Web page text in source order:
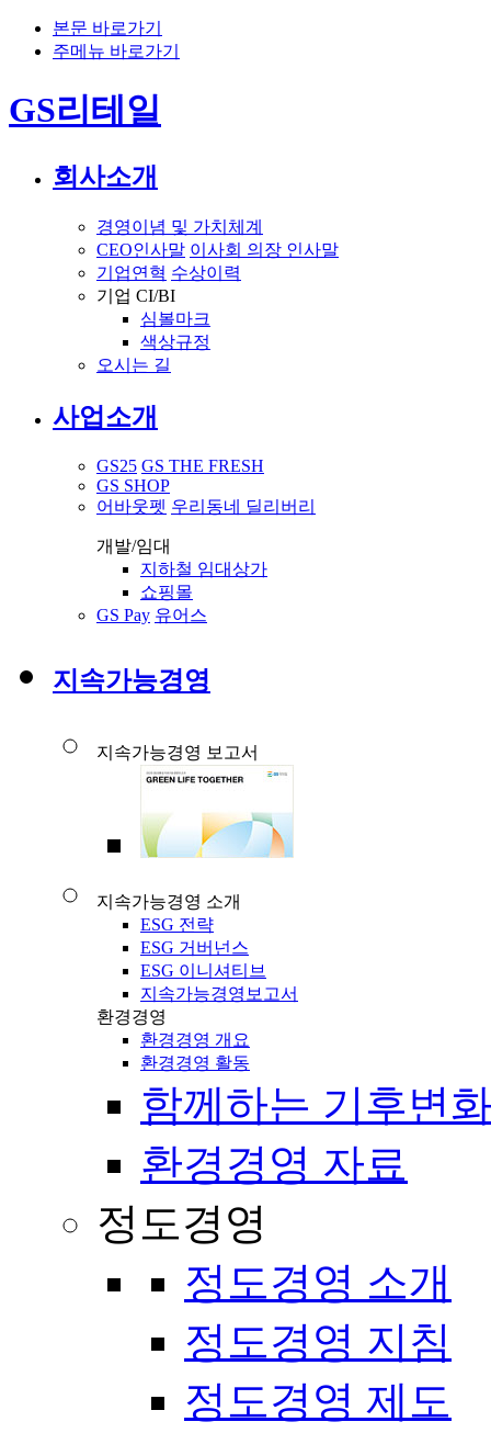
본문 바로가기
주메뉴 바로가기
GS리테일
회사소개
경영이념 및 가치체계
CEO인사말 이사회 의장 인사말
기업연혁 수상이력
기업 CI/BI
심볼마크
색상규정
오시는 길
사업소개
GS25 GS THE FRESH
GS SHOP
어바웃펫 우리동네 딜리버리
개발/임대
지하철 임대상가
쇼핑몰
GS Pay 유어스
지속가능경영
지속가능경영 보고서
지속가능경영 소개
ESG 전략
ESG 거버넌스
ESG 이니셔티브
지속가능경영보고서
환경경영
환경경영 개요
환경경영 활동
함께하는 기후변
환경경영 자료
정도경영
정도경영 소개
정도경영 지침
정도경영 제도